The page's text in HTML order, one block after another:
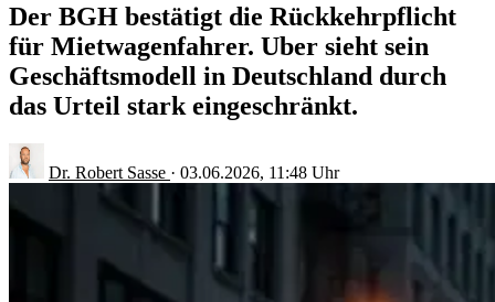
Der BGH bestätigt die Rückkehrpflicht
für Mietwagenfahrer. Uber sieht sein
Geschäftsmodell in Deutschland durch
das Urteil stark eingeschränkt.
Dr. Robert Sasse · 03.06.2026, 11:48 Uhr